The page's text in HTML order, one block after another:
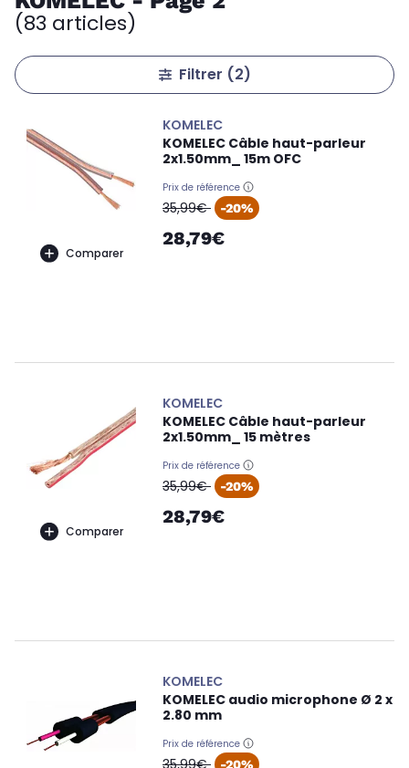
(83 articles)
Filtrer (2)
Comparer
KOMELEC
KOMELEC Câble haut-parleur
2x1.50mm_ 15m OFC
Prix de référence
oldPrice
35,99€ -20%
28,79€
Comparer
KOMELEC
KOMELEC Câble haut-parleur
2x1.50mm_ 15 mètres
Prix de référence
oldPrice
35,99€ -20%
28,79€
KOMELEC
KOMELEC audio microphone Ø 2 x
2.80 mm
Prix de référence
oldPrice
35,99€ -20%